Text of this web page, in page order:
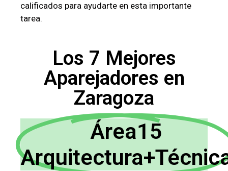
calificados para ayudarte en esta importante
tarea.
Los 7 Mejores
Aparejadores en
Zaragoza
Área15